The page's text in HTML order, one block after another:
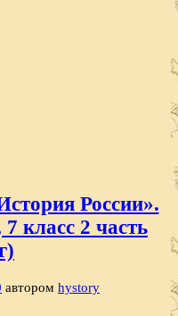
России».
класс 2 часть
автором hystory